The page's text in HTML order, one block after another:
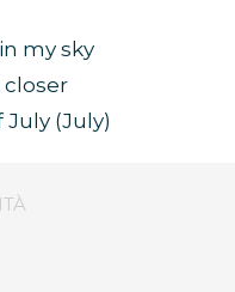
my sky
closer
July (July)